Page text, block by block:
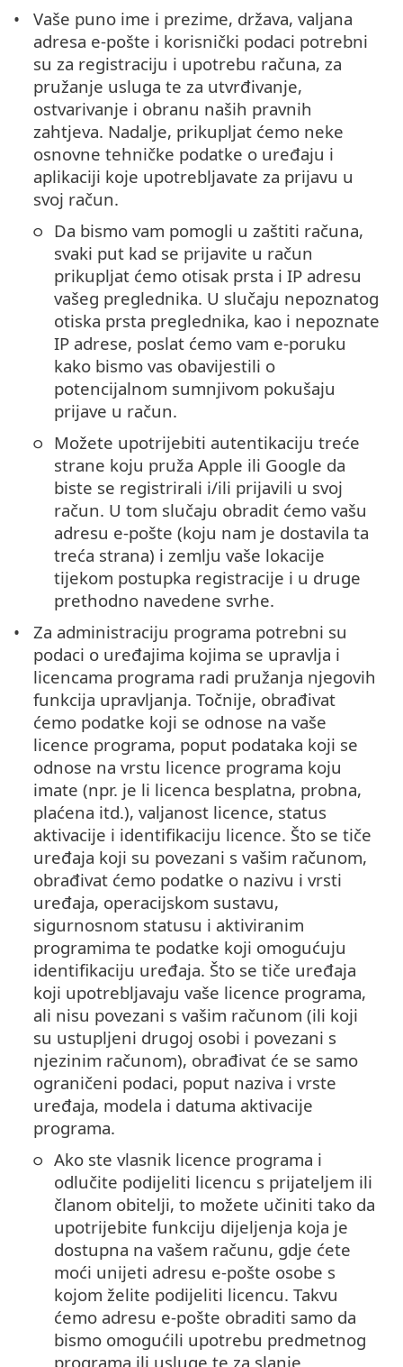
Vaše puno ime i prezime, država, valjana
adresa e-pošte i korisnički podaci potrebni
su za registraciju i upotrebu računa, za
pružanje usluga te za utvrđivanje,
ostvarivanje i obranu naših pravnih
zahtjeva. Nadalje, prikupljat ćemo neke
osnovne tehničke podatke o uređaju i
aplikaciji koje upotrebljavate za prijavu u
svoj račun.
Da bismo vam pomogli u zaštiti računa,
svaki put kad se prijavite u račun
prikupljat ćemo otisak prsta i IP adresu
vašeg preglednika. U slučaju nepoznatog
otiska prsta preglednika, kao i nepoznate
IP adrese, poslat ćemo vam e-poruku
kako bismo vas obavijestili o
potencijalnom sumnjivom pokušaju
prijave u račun.
Možete upotrijebiti autentikaciju treće
strane koju pruža Apple ili Google da
biste se registrirali i/ili prijavili u svoj
račun. U tom slučaju obradit ćemo vašu
adresu e-pošte (koju nam je dostavila ta
treća strana) i zemlju vaše lokacije
tijekom postupka registracije i u druge
prethodno navedene svrhe.
Za administraciju programa potrebni su
podaci o uređajima kojima se upravlja i
licencama programa radi pružanja njegovih
funkcija upravljanja. Točnije, obrađivat
ćemo podatke koji se odnose na vaše
licence programa, poput podataka koji se
odnose na vrstu licence programa koju
imate (npr. je li licenca besplatna, probna,
plaćena itd.), valjanost licence, status
aktivacije i identifikaciju licence. Što se tiče
uređaja koji su povezani s vašim računom,
obrađivat ćemo podatke o nazivu i vrsti
uređaja, operacijskom sustavu,
sigurnosnom statusu i aktiviranim
programima te podatke koji omogućuju
identifikaciju uređaja. Što se tiče uređaja
koji upotrebljavaju vaše licence programa,
ali nisu povezani s vašim računom (ili koji
su ustupljeni drugoj osobi i povezani s
njezinim računom), obrađivat će se samo
ograničeni podaci, poput naziva i vrste
uređaja, modela i datuma aktivacije
programa.
Ako ste vlasnik licence programa i
odlučite podijeliti licencu s prijateljem ili
članom obitelji, to možete učiniti tako da
upotrijebite funkciju dijeljenja koja je
dostupna na vašem računu, gdje ćete
moći unijeti adresu e-pošte osobe s
kojom želite podijeliti licencu. Takvu
ćemo adresu e-pošte obraditi samo da
bismo omogućili upotrebu predmetnog
programa ili usluge te za slanje